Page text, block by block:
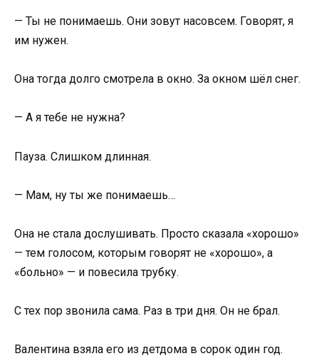
— Ты не понимаешь. Они зовут насовсем. Говорят, я
им нужен.
Она тогда долго смотрела в окно. За окном шёл снег.
— А я тебе не нужна?
Пауза. Слишком длинная.
— Мам, ну ты же понимаешь…
Она не стала дослушивать. Просто сказала «хорошо»
— тем голосом, которым говорят не «хорошо», а
«больно» — и повесила трубку.
С тех пор звонила сама. Раз в три дня. Он не брал.
Валентина взяла его из детдома в сорок один год.